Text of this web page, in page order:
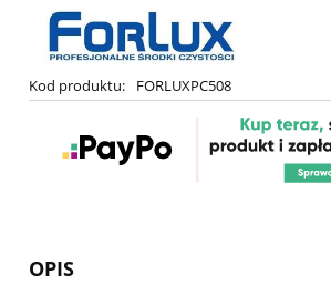
Kod produktu: FORLUXPC508
OPIS